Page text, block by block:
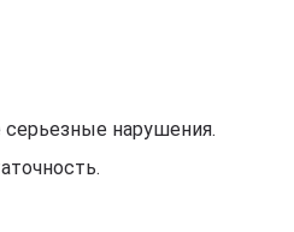
серьезные нарушения.